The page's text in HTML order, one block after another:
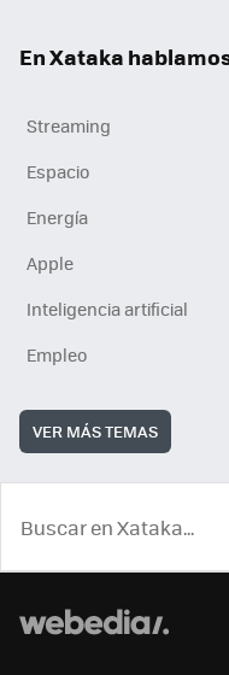
En Xataka
Streaming
Espacio
Energía
Apple
Inteligencia artificial
Empleo
VER MÁS TEMAS